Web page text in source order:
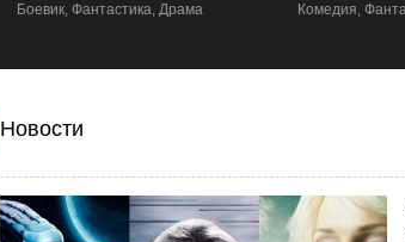
Боевик, Фантастика, Драма Комедия,
Новости